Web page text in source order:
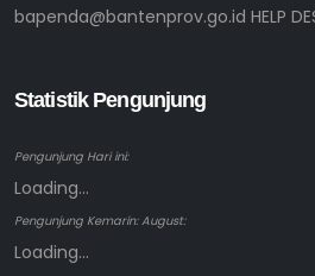
bapenda@bantenprov.go.id HELP
Statistik Pengunjung
Pengunjung Hari ini:
Loading...
Pengunjung Kemarin: August:
Loading...